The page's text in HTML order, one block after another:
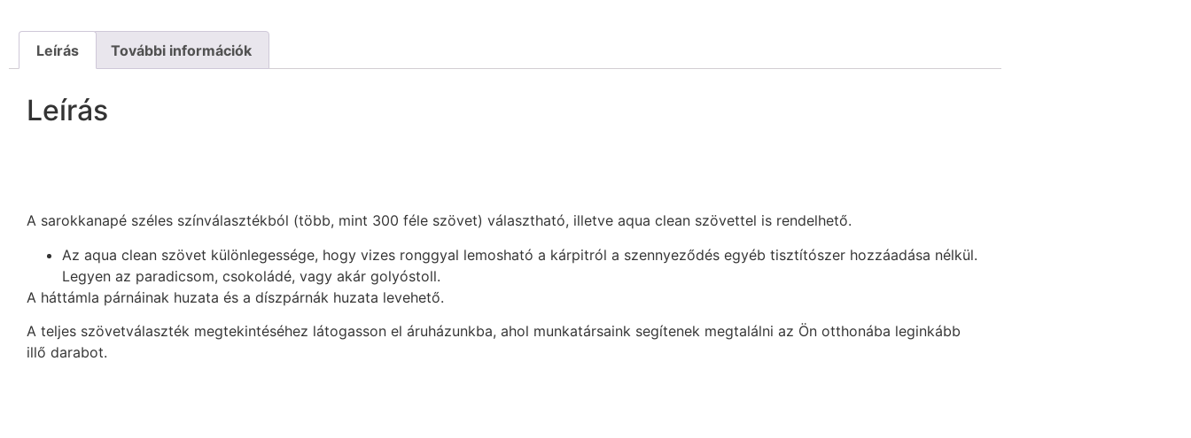
Leírás További információk
Leírás
A sarokkanapé széles színválasztékból (több, mint 300 féle szövet) választható, illetve aqua clean szövettel is rendelhető.
Az aqua clean szövet különlegessége, hogy vizes ronggyal lemosható a kárpitról a szennyeződés egyéb tisztítószer hozzáadása nélkül.
Legyen az paradicsom, csokoládé, vagy akár golyóstoll.
A háttámla párnáinak huzata és a díszpárnák huzata levehető.
A teljes szövetválaszték megtekintéséhez látogasson el áruházunkba, ahol munkatársaink segítenek megtalálni az Ön otthonába leginkább
illő darabot.